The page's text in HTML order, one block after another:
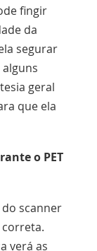
fingir
da
segurar
geral
que ela
o PET
scanner
correta.
verá as